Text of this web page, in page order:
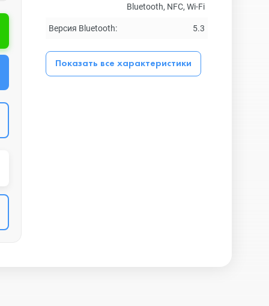
Bluetooth, NFC, Wi-Fi
Версия Bluetooth: 5.3
Показать все характеристики